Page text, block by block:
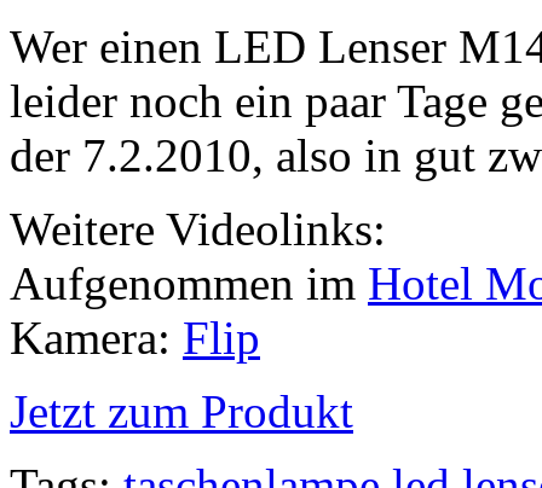
Wer einen LED Lenser
leider noch ein paar Tage
der 7.2.2010, also in gut
Weitere Videolinks:
Aufgenommen im Hotel
Kamera: Flip
Jetzt zum Produkt